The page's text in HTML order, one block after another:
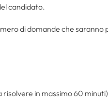
candidato.
di domande che saranno
in massimo 60